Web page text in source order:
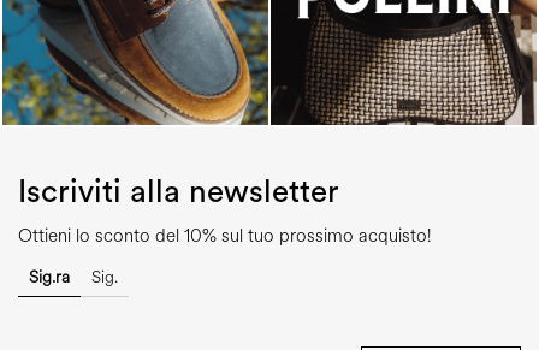
Iscriviti alla newsletter
Ottieni lo sconto del 10% sul tuo prossimo acquisto!
Sig.ra Sig.